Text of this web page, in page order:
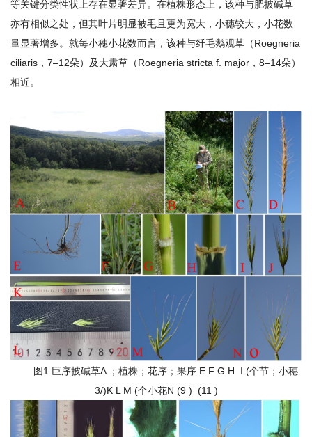
究
生
党
术
期
等关键分类性状上存在显著差异。在植株形态上，该种与肥披碱草
亦有相似之处，但其叶片明显被毛且更为宽大，小穗较大，小花数
量显著增多。就每小穗小花数而言，该种与纤毛鹅观草（Roegneria
ciliaris，7–12朵）及大肃草（Roegneria stricta f. major，8–14朵）
相近。
图1.巨序披碱草A ；植株；花序；果序 E F G H I (个节；小穗
3/)K L M (个小花N (9 ) (11 )